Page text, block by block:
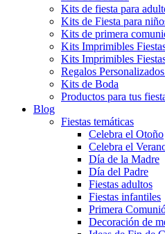
Kits de fiesta para
Kits de Fiesta para
Kits de primera
Kits Imprimibles
Kits Imprimibles
Regalos
Kits de Boda
Productos para tus
Blog
Fiestas temáticas
Celebra el Otoño
Celebra el
Día de la Madre
Día del Padre
Fiestas adultos
Fiestas infantiles
Primera
Decoración de